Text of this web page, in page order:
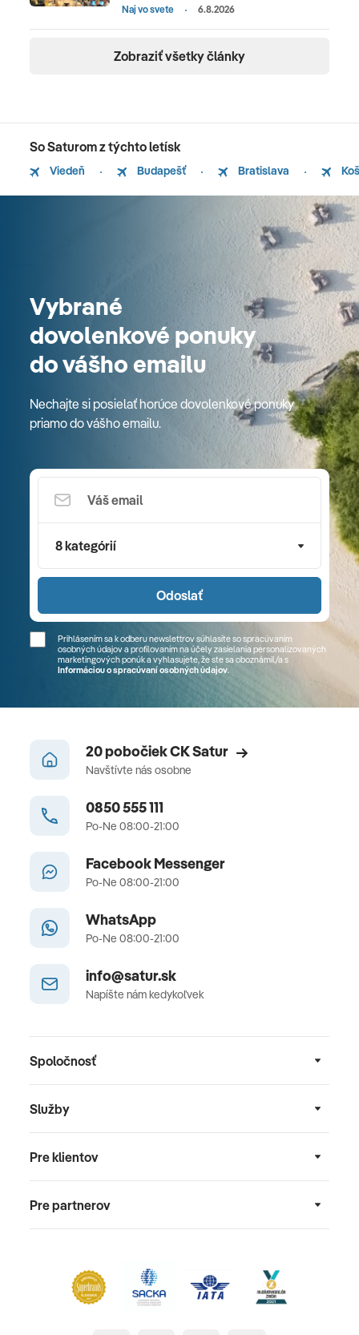
Naj vo svete 6.8.2026
Zobraziť všetky články
So Saturom z týchto letísk
Viedeň Budapešť Bratislava
Vybrané
dovolenkové ponuky
do vášho emailu
Nechajte si posielať horúce dovolenkové ponuky
priamo do vášho emailu.
8 kategórií
Odoslať
Prihlásením sa k odberu newslettrov súhlasíte so spracúvaním
osobných údajov a profilovaním na účely zasielania personalizovaných
marketingových ponúk a vyhlasujete, že ste sa oboznámil/a s
Informáciou o spracúvaní osobných údajov.
20 pobočiek CK Satur
Navštívte nás osobne
0850 555 111
Po-Ne 08:00-21:00
Facebook Messenger
Po-Ne 08:00-21:00
WhatsApp
Po-Ne 08:00-21:00
info@satur.sk
Napíšte nám kedykoľvek
Spoločnosť
Služby
Pre klientov
Pre partnerov